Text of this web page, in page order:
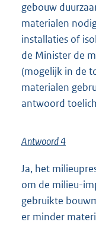
gebouw
materialen
installaties of
de Minister de
(mogelijk in de
materialen
antwoord
Antwoord 4
Ja, het
om de milieu-
gebruikte
er minder